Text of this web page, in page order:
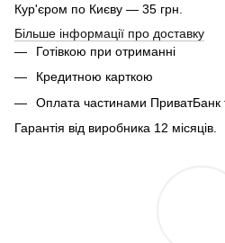
Кур'єром по Києву — 35 грн.
Більше інформації про доставку
Готівкою при отриманні
Кредитною карткою
Оплата частинами ПриватБанк
Гарантія від виробника 12 місяців.